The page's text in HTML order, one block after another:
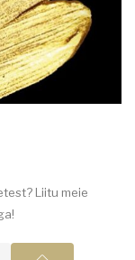
Liitu meie